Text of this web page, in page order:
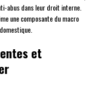
abus dans leur droit interne.
une composante du macro
et